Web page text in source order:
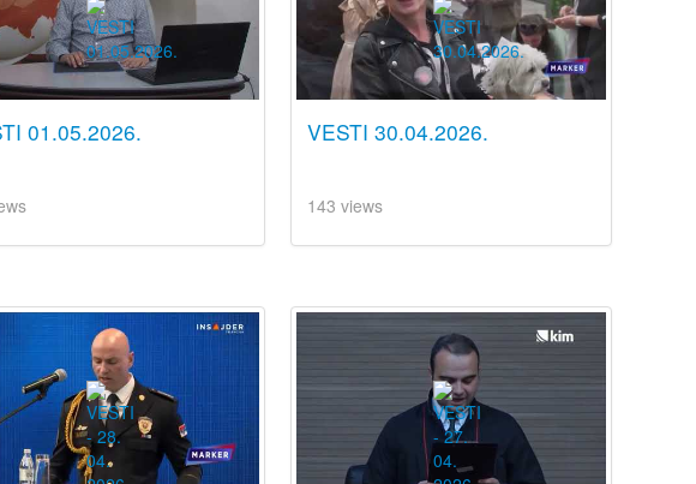
01.05.2026. VESTI 30.04.2026.
143 views